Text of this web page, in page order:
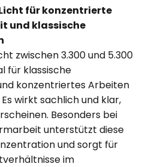
für konzentrierte
und klassische
zwischen 3.300 und 5.300
für klassische
konzentriertes Arbeiten
wirkt sachlich und klar,
Besonders bei
unterstützt diese
und sorgt für
im